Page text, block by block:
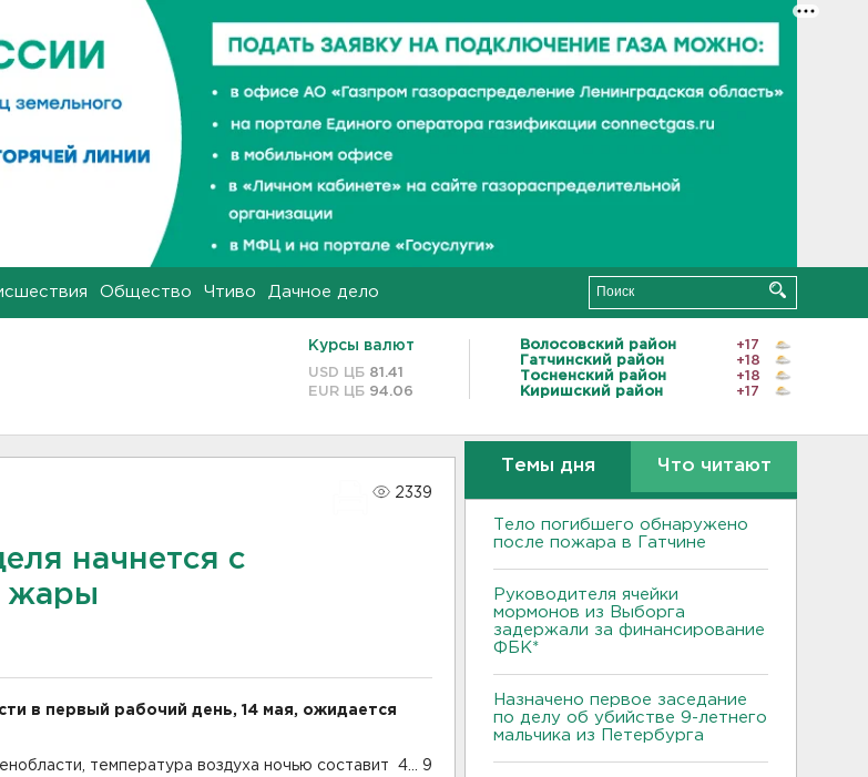
Общество Чтиво Дачное дело
Курсы валют
USD ЦБ 81.41
EUR ЦБ 94.06
Волосовский район
+17
Гатчинский район
+18
Тосненский район
+18
Киришский район
+17
2339
начнется с
жары
в первый рабочий день, 14 мая, ожидается
температура воздуха ночью составит 4... 9
Темы дня Что читают
Тело погибшего обнаружено
после пожара в Гатчине
Руководителя ячейки
мормонов из Выборга
задержали за финансирование
ФБК*
Назначено первое заседание
по делу об убийстве 9-летнего
мальчика из Петербурга